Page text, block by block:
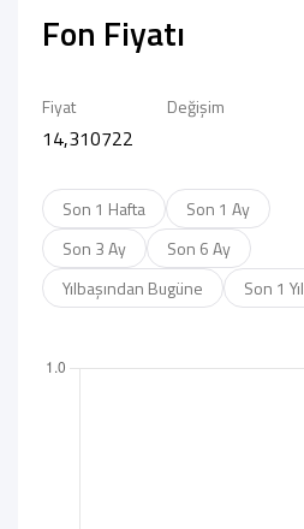
Fon Fiyatı
Fiyat
14,310722
Değişim
Son 1 Hafta
Son 1 Ay
Son 3 Ay
Son 6 Ay
Yılbaşından Bugüne
Son 1 Yıl